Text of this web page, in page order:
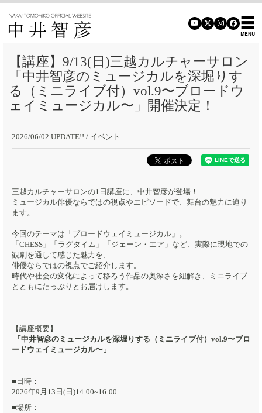
【講座】9/13(日)三越カルチャーサロン
「中井智彦のミュージカルを深堀りす
る（ミニライブ付）vol.9〜ブロードウ
ェイミュージカル〜」開催決定！
2026/06/02 UPDATE!! / イベント
三越カルチャーサロンの1日講座に、中井智彦が登場！
ミュージカル俳優ならではの視点やエピソードで、舞台の魅力に迫り
ます。
今回のテーマは「ブロードウェイミュージカル」。
「CHESS」「ラグタイム」「ジェーン・エア」など、実際に現地での
観劇を通して感じた魅力を、
俳優ならではの視点でご紹介します。
時代や社会の変化によって移ろう作品の奥深さを紐解き、ミニライブ
とともにたっぷりとお届けします。
【講座概要】
「中井智彦のミュージカルを深堀りする（ミニライブ付）vol.9〜ブロ
ードウェイミュージカル〜」​
■日時：
2026年9月13日(日)14:00~16:00
■場所：